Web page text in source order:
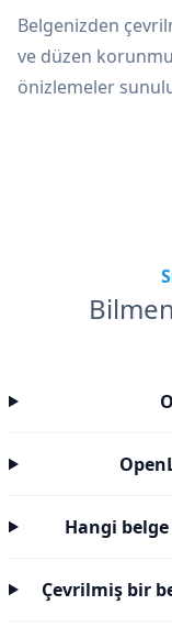
Belgenizden
ve düzen
önizlemeler
Hangi
Çevrilmiş bir